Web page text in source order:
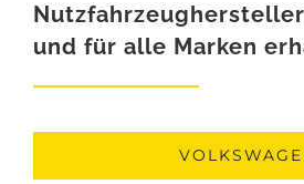
und für alle Marken